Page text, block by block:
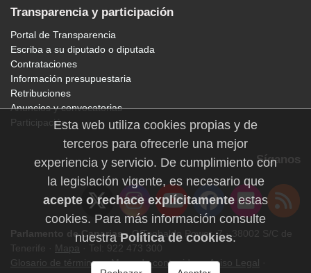
Transparencia y participación
Portal de Transparencia
Escriba a su diputado o diputada
Contrataciones
Información presupuestaria
Retribuciones
Anuncios y convocatorias
Participación
Síganos
Parlamento de Canarias· C/Teobaldo Power, 7 · 38002 S/C de
Tenerife · Mapa · Tel: 922 473 300
Glosario de términos·Mapa de contenidos·Aviso Legal ·
Esta web utiliza cookies propias y de
terceros para ofrecerle una mejor
experiencia y servicio. De cumplimiento con
la legislación vigente, es necesario que
acepte o rechace explícitamente estas
cookies. Para más información consulte
nuestraPolítica de cookies.